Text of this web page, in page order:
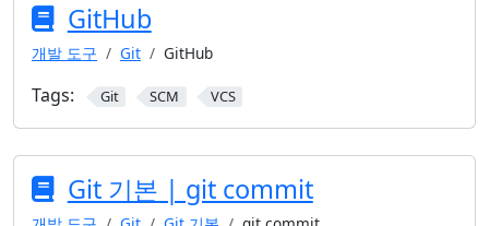
GitHub
개발 도구 Git GitHub
Tags: Git SCM VCS
Git 기본 | git commit